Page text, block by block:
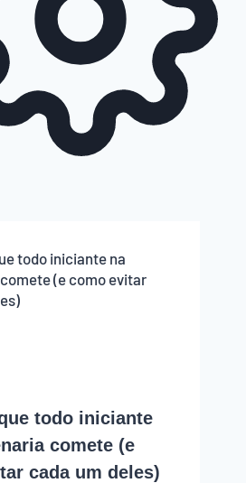
todo iniciante
comete (e
cada um deles)